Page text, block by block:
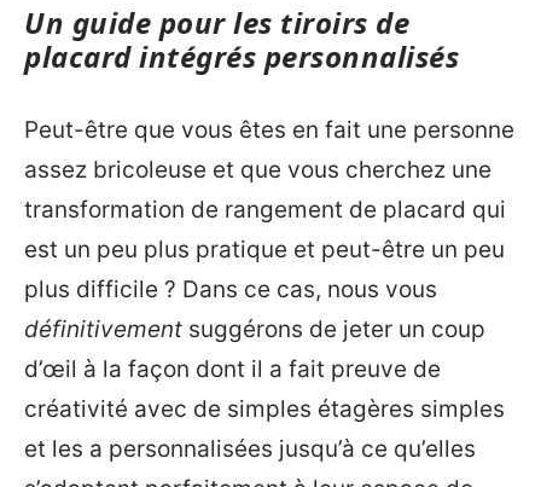
Un guide pour les tiroirs de
placard intégrés personnalisés
Peut-être que vous êtes en fait une personne
assez bricoleuse et que vous cherchez une
transformation de rangement de placard qui
est un peu plus pratique et peut-être un peu
plus difficile ? Dans ce cas, nous vous
définitivement suggérons de jeter un coup
d’œil à la façon dont il a fait preuve de
créativité avec de simples étagères simples
et les a personnalisées jusqu’à ce qu’elles